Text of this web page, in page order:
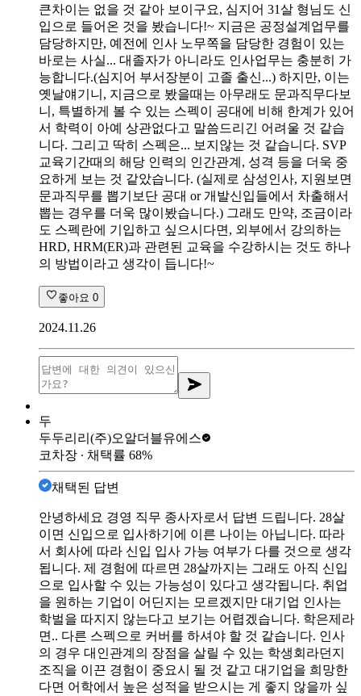
큰차이는 없을 것 같아 보이구요, 심지어 31살 형님도 신
입으로 들어온 것을 봤습니다!~ 지금은 공정설계업무를
담당하지만, 예전에 인사 노무쪽을 담당한 경험이 있는
바로는 사실... 대졸자가 아니라도 인사업무는 충분히 가
능합니다.(심지어 부서장분이 고졸 출신...) 하지만, 이는
옛날얘기니, 지금으로 봤을때는 아무래도 문과직무다보
니, 특별하게 볼 수 있는 스펙이 공대에 비해 한계가 있어
서 학력이 아예 상관없다고 말씀드리긴 어려울 것 같습
니다. 그리고 딱히 스펙은... 보지않는 것 같습니다. SVP
교육기간때의 해당 인력의 인간관계, 성격 등을 더욱 중
요하게 보는 것 같았습니다. (실제로 삼성인사, 지원보면
문과직무를 뽑기보단 공대 or 개발신입들에서 차출해서
뽑는 경우를 더욱 많이봤습니다.) 그래도 만약, 조금이라
도 스펙란에 기입하고 싶으시다면, 외부에서 강의하는
HRD, HRM(ER)과 관련된 교육을 수강하시는 것도 하나
의 방법이라고 생각이 듭니다!~
좋아요 0
2024.11.26
두
두두리리 (주)오알더블유에스
코차장 ∙ 채택률 68%
채택된 답변
안녕하세요 경영 직무 종사자로서 답변 드립니다. 28살
이면 신입으로 입사하기에 이른 나이는 아닙니다. 따라
서 회사에 따라 신입 입사 가능 여부가 다를 것으로 생각
됩니다. 제 경험에 따르면 28살까지는 그래도 아직 신입
으로 입사할 수 있는 가능성이 있다고 생각됩니다. 취업
을 원하는 기업이 어딘지는 모르겠지만 대기업 인사는
학벌을 따지지 않는다고 보기는 어렵겠습니다. 학은제라
면.. 다른 스펙으로 커버를 하셔야 할 것 같습니다. 인사
의 경우 대인관계의 장점을 살릴 수 있는 학생회라던지
조직을 이끈 경험이 중요시 될 것 같고 대기업을 희망한
다면 어학에서 높은 성적을 받으시는 게 좋지 않을까 싶